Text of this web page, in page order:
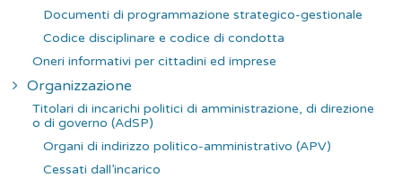
Documenti di programmazione strategico-gestionale
Codice disciplinare e codice di condotta
Oneri informativi per cittadini ed imprese
Organizzazione
Titolari di incarichi politici di amministrazione, di direzione
o di governo (AdSP)
Organi di indirizzo politico-amministrativo (APV)
Cessati dall’incarico